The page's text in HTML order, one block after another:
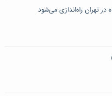
در تهران راه‌اندازی می‌شود